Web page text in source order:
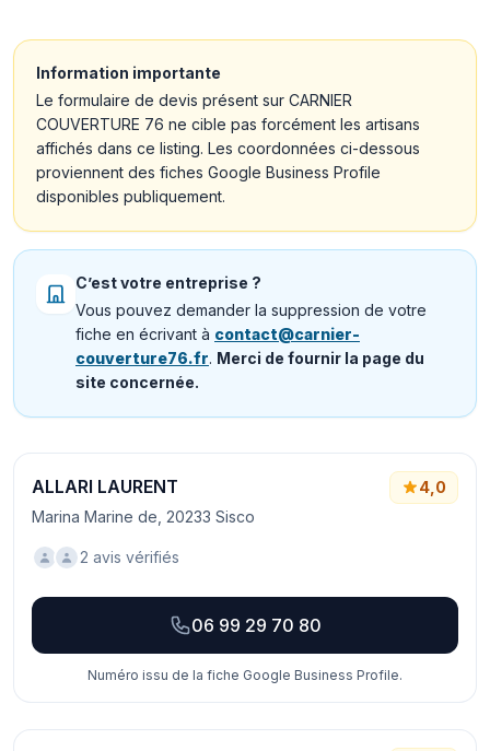
Information importante
Le formulaire de devis présent sur CARNIER
COUVERTURE 76 ne cible pas forcément les artisans
affichés dans ce listing. Les coordonnées ci-dessous
proviennent des fiches Google Business Profile
disponibles publiquement.
C’est votre entreprise ?
Vous pouvez demander la suppression de votre
fiche en écrivant à contact@carnier-
couverture76.fr. Merci de fournir la page du
site concernée.
ALLARI LAURENT
Marina Marine de, 20233 Sisco
4,0
2 avis vérifiés
06 99 29 70 80
Numéro issu de la fiche Google Business Profile.